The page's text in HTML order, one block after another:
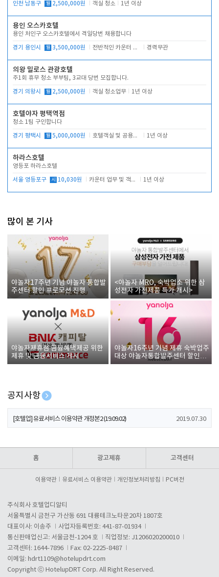
인천 남동구 월 2,500,000원 객실 청소 1년 이상
용인 오스카호텔
용인 처인구 오스카호텔에서 격일당번 채용합니다
경기 용인시 월 3,500,000원 전반적인 카운터 업무 경력무관
의왕 밀로스 관광호텔
주1회 휴무 청소 부부팀, 3교대 당번 모집합니다.
경기 의왕시 월 2,500,000원 객실 청소업무 1년 이상
호텔야자 평택역점
청소 1팀 구인합니다
경기 평택시 월 5,000,000원 호텔객실 및 공용시설 청소 관리 1년 이상
하라스호텔
영등포 하라스호텔
서울 영등포구 시 10,030원 카운터 업무 및 객실관리(청소상태 확인, 객실판매) 1년 이상
많이 본 기사
야놀자17주년 기념 야놀자 통합발
주센터 할인 프로모션 진행
<야놀자 MRO, 숙박업소 위한 삼
성전자 가전제품 특가 개시>
야놀자제휴점 금융혜택제공 위한
제휴 및 금융서비스 게시
야놀자16주년 기념 제휴 숙박업주
대상 야놀자통합발주센터 할인쿠
폰 증정
공지사항
[호텔업] 개인정보 처리방침 개정본1 (19.09.02)
[호텔업] 유료서비스 이용약관 개정본2 (19.09.02) 2019.07.30
홈 광고제휴 고객센터
이용약관 유료서비스 이용약관 개인정보처리방침 PC버전
주식회사 호텔업디알티
서울특별시 금천구 가산동 691 대륭테크노타운20차 1807호
대표이사: 이송주
사업자등록번호: 441-87-01934
통신판매업신고: 서울금천-1204 호
직업정보: J1206020200010
고객센터: 1644-7896
Fax: 02-2225-8487
이메일: hdrt1109@hotelupdrt.com
Copyright ⓒ HotelupDRT Corp. All Right Reserved.